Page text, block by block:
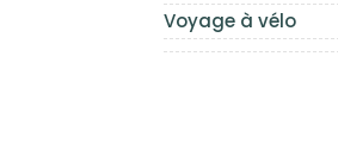
Voyage à vélo